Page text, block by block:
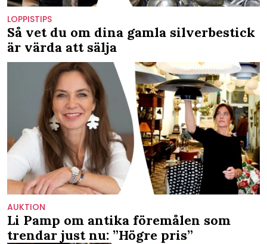
LOPPISTIPS
Så vet du om dina gamla silverbestick
är värda att sälja
AUKTION
Li Pamp om antika föremålen som
trendar just nu: ”Högre pris”